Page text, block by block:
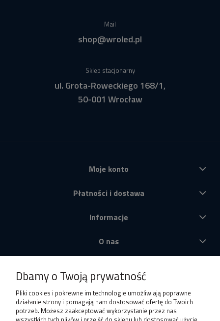
Mail
shop@wroled.pl
Sklep stacjonarny
ul. Grota-Roweckiego 168/1,
50-001 Wrocław
Moje konto
Płatności i dostawa
Informacje
O nas
Dbamy o Twoją prywatność
Pliki cookies i pokrewne im technologie umożliwiają poprawne
działanie strony i pomagają nam dostosować ofertę do Twoich
potrzeb. Możesz zaakceptować wykorzystanie przez nas